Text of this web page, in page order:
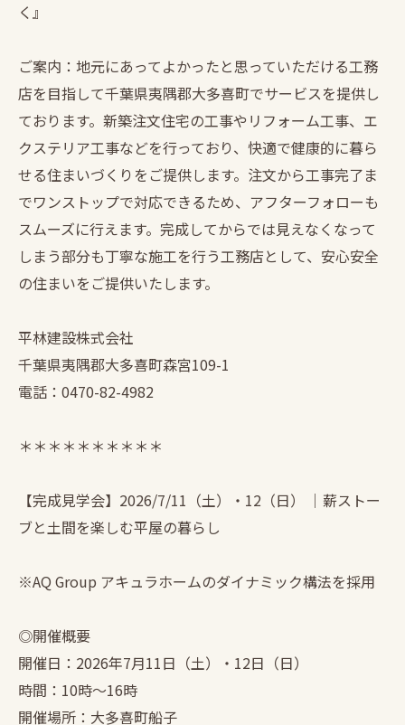
く』
ご案内：地元にあってよかったと思っていただける工務
店を目指して千葉県夷隅郡大多喜町でサービスを提供し
ております。新築注文住宅の工事やリフォーム工事、エ
クステリア工事などを行っており、快適で健康的に暮ら
せる住まいづくりをご提供します。注文から工事完了ま
でワンストップで対応できるため、アフターフォローも
スムーズに行えます。完成してからでは見えなくなって
しまう部分も丁寧な施工を行う工務店として、安心安全
の住まいをご提供いたします。
平林建設株式会社
千葉県夷隅郡大多喜町森宮109-1
電話：0470-82-4982
＊＊＊＊＊＊＊＊＊＊
【完成見学会】2026/7/11（土）・12（日） ｜薪ストー
ブと土間を楽しむ平屋の暮らし
※AQ Group アキュラホームのダイナミック構法を採用
◎開催概要
開催日：2026年7月11日（土）・12日（日）
時間：10時〜16時
開催場所：大多喜町船子